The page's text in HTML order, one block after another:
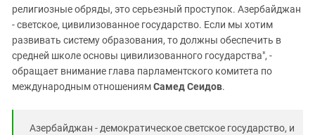
религиозные обряды, это серьезный проступок. Азербайджан
- светское, цивилизованное государство. Если мы хотим
развивать систему образования, то должны обеспечить в
средней школе основы цивилизованного государства", -
обращает внимание глава парламентского комитета по
международным отношениямСамед Сеидов.
Азербайджан - демократическое светское государство, и